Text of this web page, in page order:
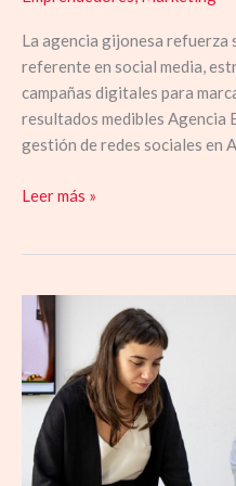
La agencia gijonesa refuerza
referente en social media,
campañas digitales para
resultados medibles Agencia
gestión de redes sociales en
Leer más »
Agencia
EGOS
impulsa
el
marketing
digital
en